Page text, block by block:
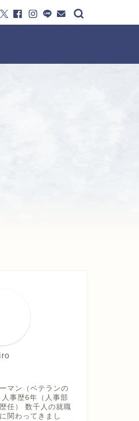
マン（ベテランの
事歴6年（人事部
任） 数千人の就職
関わってきまし